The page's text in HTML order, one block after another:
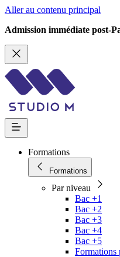
Aller au contenu principal
Admission immédiate post-
Formations
Formations
Par niveau
Bac +1
Bac +2
Bac +3
Bac +4
Bac +5
Formations